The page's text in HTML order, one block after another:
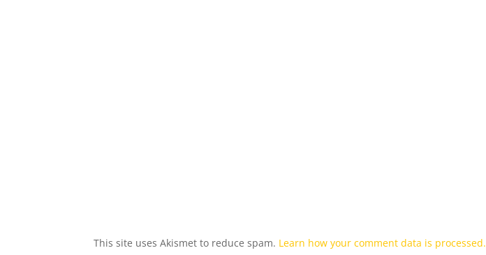
This site uses Akismet to reduce spam. Learn how your comment data is processed.